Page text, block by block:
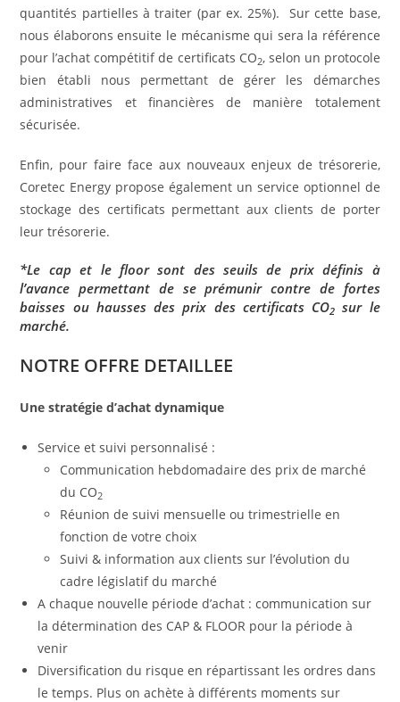
quantités partielles à traiter (par ex. 25%). Sur cette base,
nous élaborons ensuite le mécanisme qui sera la référence
pour l’achat compétitif de certificats CO2, selon un protocole
bien établi nous permettant de gérer les démarches
administratives et financières de manière totalement
sécurisée.
Enfin, pour faire face aux nouveaux enjeux de trésorerie,
Coretec Energy propose également un service optionnel de
stockage des certificats permettant aux clients de porter
leur trésorerie.
*Le cap et le floor sont des seuils de prix définis à
l’avance permettant de se prémunir contre de fortes
baisses ou hausses des prix des certificats CO2 sur le
marché.
NOTRE OFFRE DETAILLEE
Une stratégie d’achat dynamique
Service et suivi personnalisé :
Communication hebdomadaire des prix de marché
du CO2
Réunion de suivi mensuelle ou trimestrielle en
fonction de votre choix
Suivi & information aux clients sur l’évolution du
cadre législatif du marché
A chaque nouvelle période d’achat : communication sur
la détermination des CAP & FLOOR pour la période à
venir
Diversification du risque en répartissant les ordres dans
le temps. Plus on achète à différents moments sur